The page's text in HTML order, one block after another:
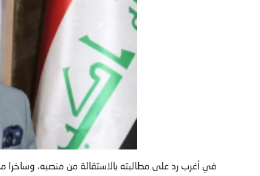
في أغرب رد على مطالبته بالاستقالة من منصبه،